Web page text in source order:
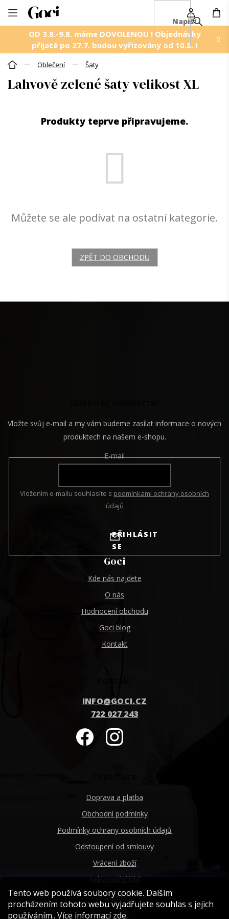
Tento web používá soubory cookie. Dalším
procházením tohoto webu vyjadřujete souhlas s jejich
používáním.. Více informacízde.
Přejít
OD 3.8.-9.8. máme DOVOLENOU ! Objednávky
přijaté po 27.7. budou vyřizovány od 10.8. !
Domů Oblečení Šaty
Lahvově zelené šaty velikost XL
Produkty teprve připravujeme.
Můžete se ale podívat na ostatní kategorie.
ZPĚT DO OBCHODU
Z
Vložte svůj e-mail a my vám budeme zasílat informace o nových
produktech na našem e-shopu.
E-mail
Vložením e-mailu souhlasíte s podmínkami ochrany osobních
údajů
PŘIHLÁSIT
SE
Goci
Kde nás najdete
O nás
Hodnocení obchodu
Goci blog
Kontakt
INFO@GOCI.CZ
722 027 243
Doprava a platba
Obchodní podmínky
Podmínky ochrany osobních údajů
Odstoupení od smlouvy
Vrácení zboží
Reklamační řád
Náš příběh